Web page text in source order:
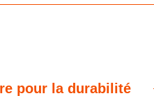
pour la durabilité